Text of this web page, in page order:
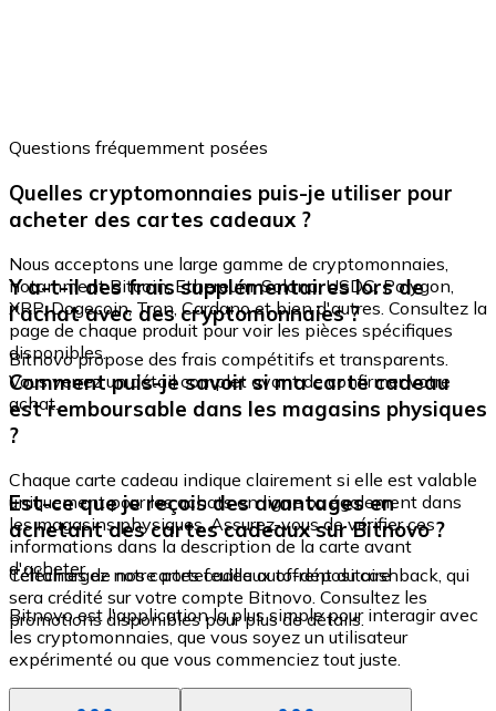
Questions fréquemment posées
Quelles cryptomonnaies puis-je utiliser pour
acheter des cartes cadeaux ?
Nous acceptons une large gamme de cryptomonnaies,
notamment Bitcoin, Ethereum, Solana, USDC, Polygon,
XRP, Dogecoin, Tron, Cardano et bien d'autres. Consultez la
page de chaque produit pour voir les pièces spécifiques
disponibles.
Y a-t-il des frais supplémentaires lors de
l'achat avec des cryptomonnaies ?
Bitnovo propose des frais compétitifs et transparents.
Vous verrez un détail complet avant de confirmer votre
achat.
Comment puis-je savoir si ma carte cadeau
est remboursable dans les magasins physiques
?
Chaque carte cadeau indique clairement si elle est valable
uniquement pour les achats en ligne ou également dans
les magasins physiques. Assurez-vous de vérifier ces
informations dans la description de la carte avant
d'acheter.
Est-ce que je reçois des avantages en
achetant des cartes cadeaux sur Bitnovo ?
Certaines de nos cartes cadeaux offrent du cashback, qui
sera crédité sur votre compte Bitnovo. Consultez les
promotions disponibles pour plus de détails.
Téléchargez notre portefeuille auto-dépositaire
Bitnovo est l'application la plus simple pour interagir avec
les cryptomonnaies, que vous soyez un utilisateur
expérimenté ou que vous commenciez tout juste.